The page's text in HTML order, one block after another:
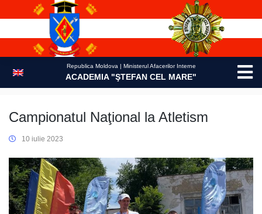
Republica Moldova | Ministerul Afacerilor Interne
ACADEMIA "ŞTEFAN CEL MARE"
Campionatul Naţional la Atletism
10 iulie 2023